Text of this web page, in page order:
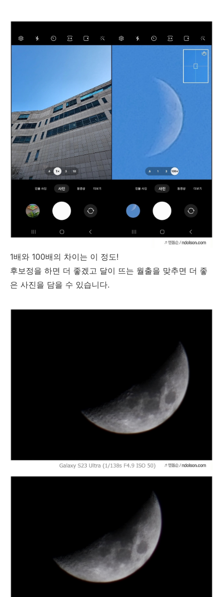
1배와 100배의 차이는 이 정도!
후보정을 하면 더 좋겠고 달이 뜨는 월출을 맞추면 더 좋
은 사진을 담을 수 있습니다.